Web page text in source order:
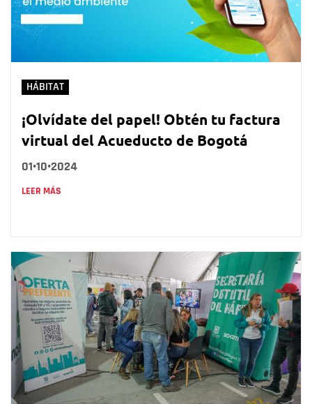
HÁBITAT
¡Olvídate del papel! Obtén tu factura
virtual del Acueducto de Bogotá
01•10•2024
LEER MÁS